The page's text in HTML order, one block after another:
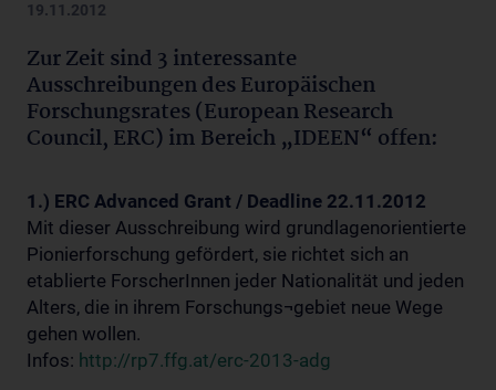
19.11.2012
Zur Zeit sind 3 interessante
Ausschreibungen des Europäischen
Forschungsrates (European Research
Council, ERC) im Bereich „IDEEN“ offen:
1.) ERC Advanced Grant / Deadline 22.11.2012
Mit dieser Ausschreibung wird grundlagenorientierte
Pionierforschung gefördert, sie richtet sich an
etablierte ForscherInnen jeder Nationalität und jeden
Alters, die in ihrem Forschungs¬gebiet neue Wege
gehen wollen.
Infos: http://rp7.ffg.at/erc-2013-adg